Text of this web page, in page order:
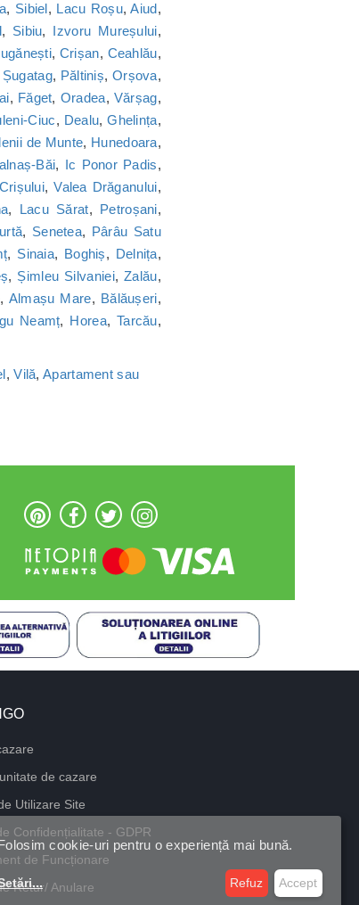
, Sibiel, Lacu Roșu,Aiud,
, Sibiu, Izvoru Mureșului,
, Crișan, Ceahlău,
, Păltiniș, Orșova,
, Făget, Oradea, Vărșag,
Ciuc, Dealu,Ghelința,
de Munte, Hunedoara,
Băi, Ic Ponor Padis,
,Valea Drăganului,
, Lacu Sărat, Petroșani,
, Senetea, Pârâu Satu
, Sinaia, Boghiș, Delnița,
, Șimleu Silvaniei,Zalău,
, Almașu Mare, Bălăușeri,
Neamț, Horea, Tarcău,
,Vilă,Apartament sau
de cazare
Utilizare Site
Confidențialitate - GDPR
de Funcționare
Retur/ Anulare
cookie-uri pentru o experiență mai bună.
... Refuz Accept